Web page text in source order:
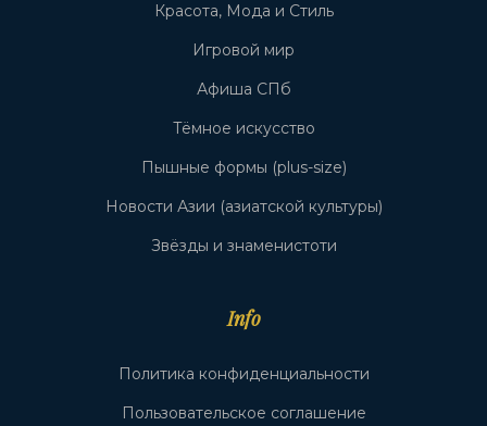
Красота, Мода и Стиль
Игровой мир
Афиша СПб
Тёмное искусство
Пышные формы (plus-size)
Новости Азии (азиатской культуры)
Звёзды и знаменистоти
Info
Политика конфиденциальности
Пользовательское соглашение